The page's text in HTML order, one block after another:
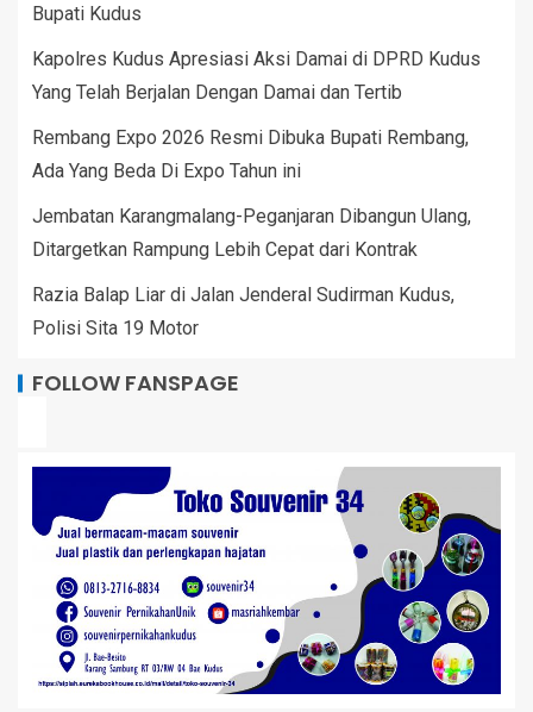
Bupati Kudus
Kapolres Kudus Apresiasi Aksi Damai di DPRD Kudus
Yang Telah Berjalan Dengan Damai dan Tertib
Rembang Expo 2026 Resmi Dibuka Bupati Rembang,
Ada Yang Beda Di Expo Tahun ini
Jembatan Karangmalang-Peganjaran Dibangun Ulang,
Ditargetkan Rampung Lebih Cepat dari Kontrak
Razia Balap Liar di Jalan Jenderal Sudirman Kudus,
Polisi Sita 19 Motor
FOLLOW FANSPAGE